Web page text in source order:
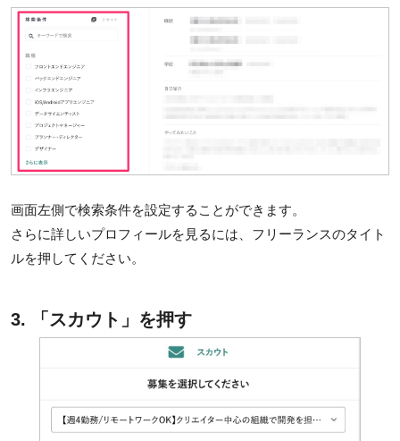
画面左側で検索条件を設定することができます。
さらに詳しいプロフィールを見るには、フリーランスのタイト
ルを押してください。
3. 「スカウト」を押す